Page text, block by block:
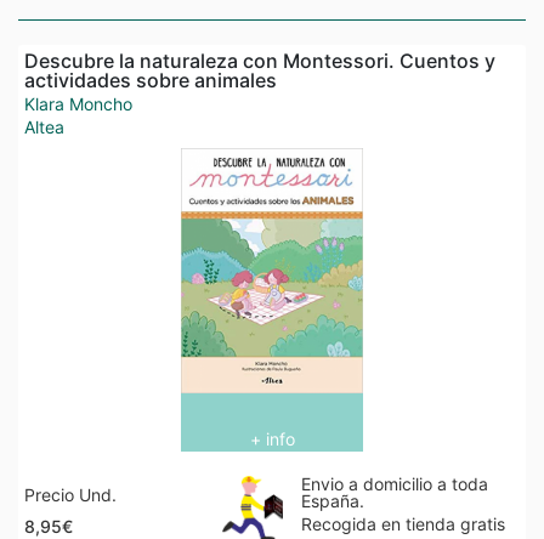
Descubre la naturaleza con Montessori. Cuentos y
actividades sobre animales
Klara Moncho
Altea
+ info
Precio Und.
8,95€
Envio a domicilio a toda
España.
Recogida en tienda gratis